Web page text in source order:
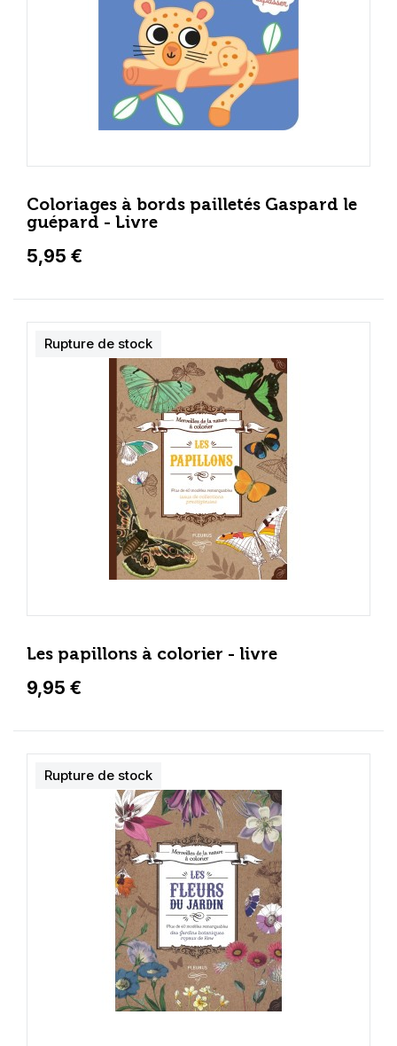
Coloriages à bords pailletés Gaspard le
guépard - Livre
5,95 €
Les papillons à colorier - livre
9,95 €
Rupture de stock
Rupture de stock